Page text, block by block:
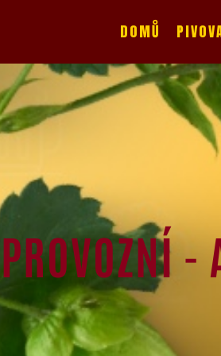
DOMŮ
PROVOZNÍ -